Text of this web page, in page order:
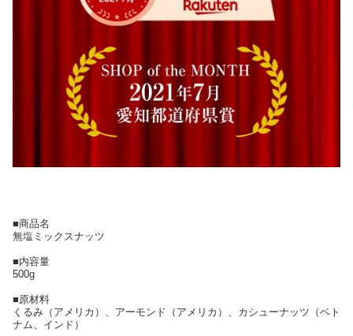
■商品名
無塩ミックスナッツ
■内容量
500g
■原材料
くるみ（アメリカ）、アーモンド（アメリカ）、カシューナッツ（ベト
ナム、インド）